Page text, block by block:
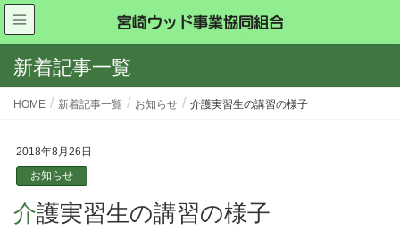
新着記事一覧
HOME 新着記事一覧 お知らせ 介護実習生の講習の様子
2018年8月26日
お知らせ
介護実習生の講習の様子